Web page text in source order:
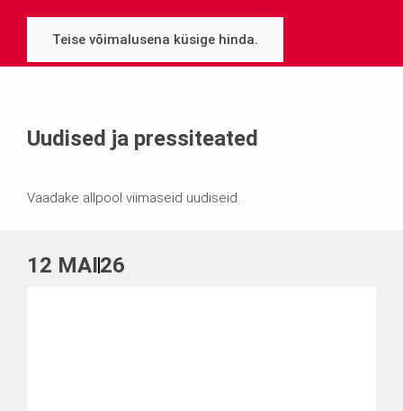
Teise võimalusena küsige hinda.
Uudised ja pressiteated
Vaadake allpool viimaseid uudiseid.
12 MAI26